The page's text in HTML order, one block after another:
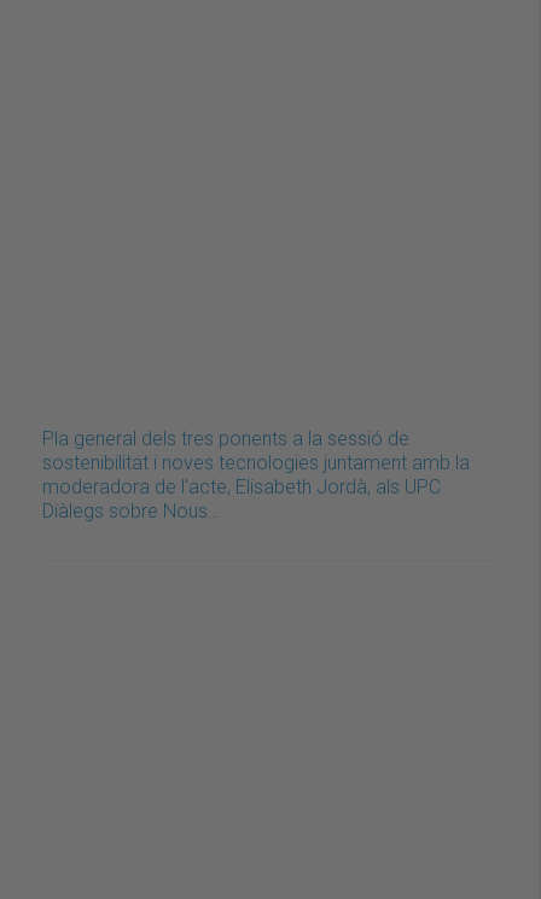
Pla general dels tres ponents a la sessió de
sostenibilitat i noves tecnologies juntament amb la
moderadora de l'acte, Elisabeth Jordà, als UPC
Diàlegs sobre Nous…